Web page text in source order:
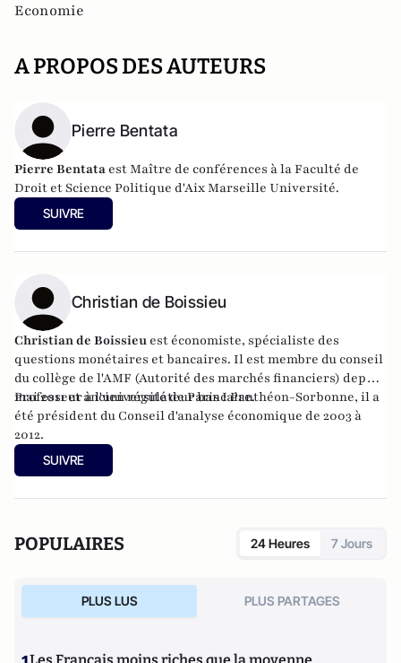
Economie
A PROPOS DES AUTEURS
Pierre Bentata
Pierre Bentata est Maître de conférences à la Faculté de
Droit et Science Politique d'Aix Marseille Université.
SUIVRE
Christian de Boissieu
Christian de Boissieu est économiste, spécialiste des
questions monétaires et bancaires. Il est membre du conseil
du collège de l'AMF (Autorité des marchés financiers) depuis
mai 2011 et ancien régulateur bancaire.
Professeur à l'université de Paris I Panthéon-Sorbonne, il a
été président du Conseil d'analyse économique de 2003 à
2012.
SUIVRE
POPULAIRES 24 Heures 7 Jours
PLUS LUS PLUS PARTAGES